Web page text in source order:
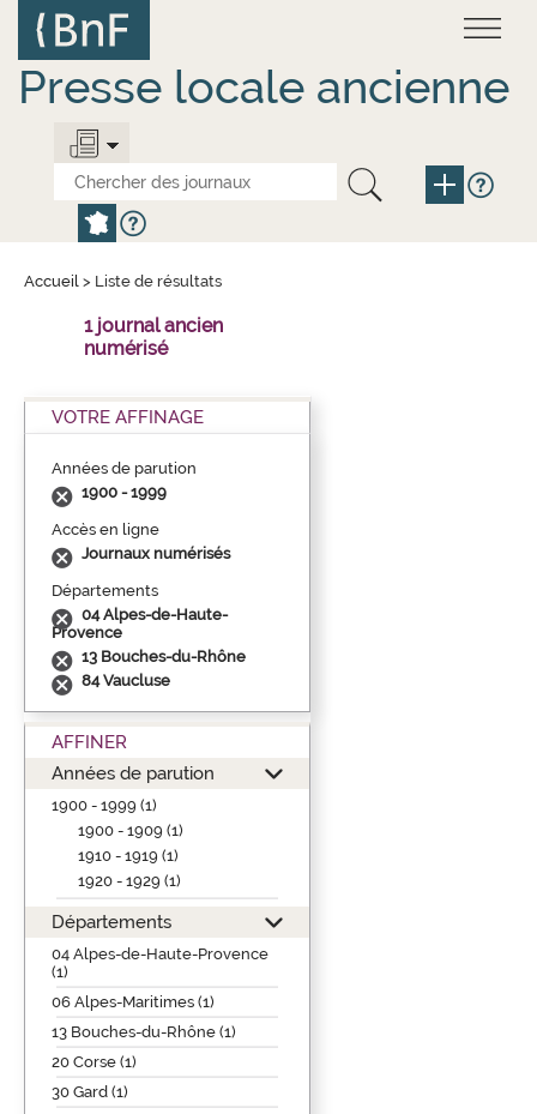
contenu
principal
Presse locale ancienne
Accueil > Liste de résultats
1 journal ancien
numérisé
VOTRE AFFINAGE
Années de parution
1900 - 1999
Accès en ligne
Journaux numérisés
Départements
04 Alpes-de-Haute-
Provence
13 Bouches-du-Rhône
84 Vaucluse
AFFINER
Années de parution
1900 - 1999 (1)
1900 - 1909 (1)
1910 - 1919 (1)
1920 - 1929 (1)
Départements
04 Alpes-de-Haute-Provence
(1)
06 Alpes-Maritimes (1)
13 Bouches-du-Rhône (1)
20 Corse (1)
30 Gard (1)
Panneau de gestion des cookies